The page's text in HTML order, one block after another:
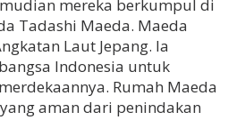
mereka berkumpul di
Tadashi Maeda. Maeda
Laut Jepang. Ia
Indonesia untuk
Rumah Maeda
aman dari penindakan